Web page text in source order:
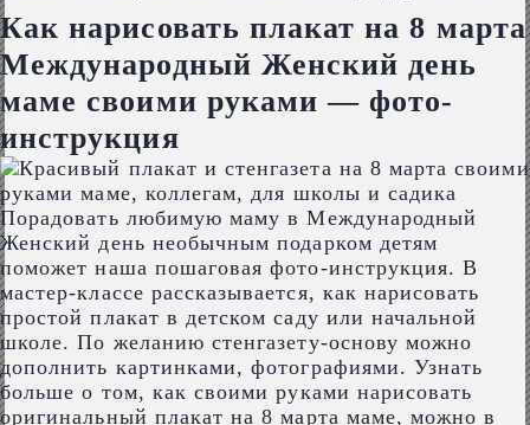
Как нарисовать плакат на 8 марта
Международный Женский день
маме своими руками — фото-
инструкция
Порадовать любимую маму в Международный
Женский день необычным подарком детям
поможет наша пошаговая фото-инструкция. В
мастер-классе рассказывается, как нарисовать
простой плакат в детском саду или начальной
школе. По желанию стенгазету-основу можно
дополнить картинками, фотографиями. Узнать
больше о том, как своими руками нарисовать
оригинальный плакат на 8 марта маме, можно в